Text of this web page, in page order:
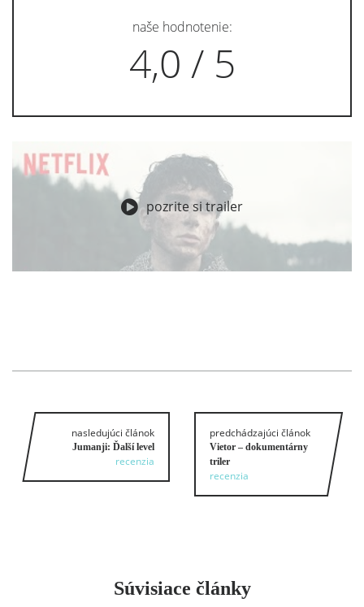
naše hodnotenie:
4,0 / 5
pozrite si trailer
nasledujúci článok
Jumanji: Ďalší level
recenzia
predchádzajúci článok
Vietor – dokumentárny
triler
recenzia
Súvisiace články